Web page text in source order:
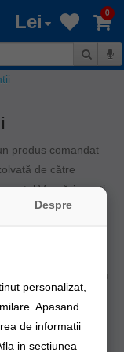
Lei 0
produs comandat
de către
Vanzări, aveți
constă în
Vă vom
3 zile lucrătoare cu
Despre
personalizat,
Apasand
de informatii
in sectiunea